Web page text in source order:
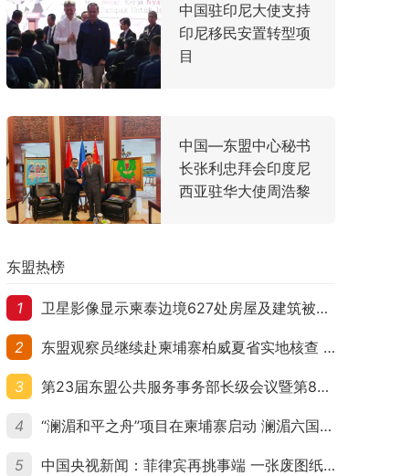
中国驻印尼大使支持
印尼移民安置转型项
目
中国—东盟中心秘书
长张利忠拜会印度尼
西亚驻华大使周浩黎
东盟热榜
1 卫星影像显示柬泰边境627处房屋及建筑被夷平 人权组织呼吁保护平民财产
2 东盟观察员继续赴柬埔寨柏威夏省实地核查 走访遭袭柬埔寨平民村庄
3 第23届东盟公共服务事务部长级会议暨第8届东盟与中日韩公共服务事务部长级会议在柬埔寨暹粒开幕
4 “澜湄和平之舟”项目在柬埔寨启动 澜湄六国青年共话和平与发展
5 中国央视新闻：菲律宾再挑事端 一张废图纸划不走中国黄岩岛